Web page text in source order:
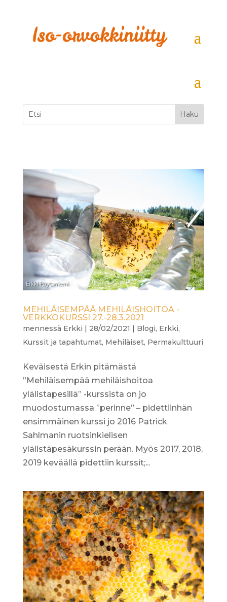
MEHILÄISEMPÄÄ MEHILÄISHOITOA -
VERKKOKURSSI 27.-28.3.2021
mennessä Erkki | 28/02/2021 | Blogi, Erkki,
Kurssit ja tapahtumat, Mehiläiset, Permakulttuuri
Keväisestä Erkin pitämästä
”Mehiläisempää mehiläishoitoa
ylälistapesillä” -kurssista on jo
muodostumassa ”perinne” – pidettiinhän
ensimmäinen kurssi jo 2016 Patrick
Sahlmanin ruotsinkielisen
ylälistäpesäkurssin perään. Myös 2017, 2018,
2019 keväällä pidettiin kurssit;...